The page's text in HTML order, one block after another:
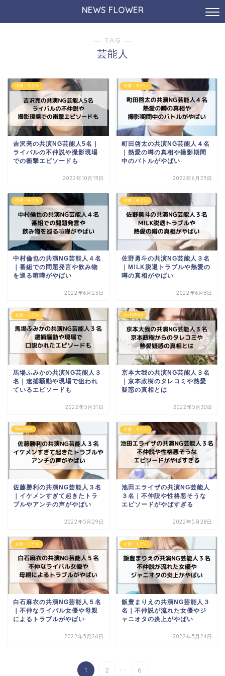
NEWS FLOWER
― TAG ―
芸能人
俳優・モデル
吉沢亮の共演NG芸能人5名｜
ライバルの不仲説や撮影現場
での衝撃エピソードも
2022年10月15日
俳優・モデル
町田啓太の共演NG芸能人４名
｜熱愛の噂の真相や撮影期間
中のバトルがやばい
2022年6月25日
俳優・モデル
中村倫也の共演NG芸能人４名
｜番組での問題発言や飲み物
を巡る喧嘩がやばい
2022年6月23日
俳優・モデル
佐野勇斗の共演NG芸能人３名
｜M!LK脱退トラブルや熱愛の
噂の真相がやばい
2022年6月8日
女優・モデル
馬場ふみかの共演NG芸能人３
名｜逮捕騒動や現場で狙われ
ているエピソードも
2022年5月31日
SixTONES
京本大我の共演NG芸能人３名
｜京本政樹のタレコミや熱愛
疑惑の真相とは
2022年5月30日
SexyZone
佐藤勝利の共演NG芸能人３名
｜イケメンすぎて起きたトラ
ブルやアンチの声がやばい
2022年5月29日
女優・モデル
池田エライザの共演NG芸能人
３名｜不仲説や性格悪そうな
エピソードがやばすぎる
2022年5月28日
女優・モデル
白石麻衣の共演NG芸能人５名
｜不仲なライバル女優や母親
によるトラブルがやばい
2022年5月26日
女優・モデル
飯豊まりえの共演NG芸能人３
名｜不仲説が流れた女優やジ
ャニオタの炎上がやばい
2022年5月24日
1 2 ... 6